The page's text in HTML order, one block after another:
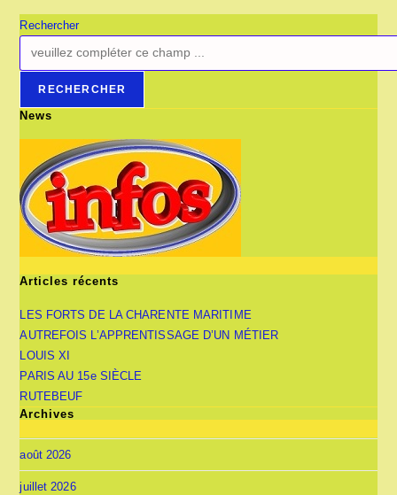
Rechercher
RECHERCHER
News
Articles récents
LES FORTS DE LA CHARENTE MARITIME
AUTREFOIS L’APPRENTISSAGE D’UN MÉTIER
LOUIS XI
PARIS AU 15e SIÈCLE
RUTEBEUF
Archives
août 2026
juillet 2026